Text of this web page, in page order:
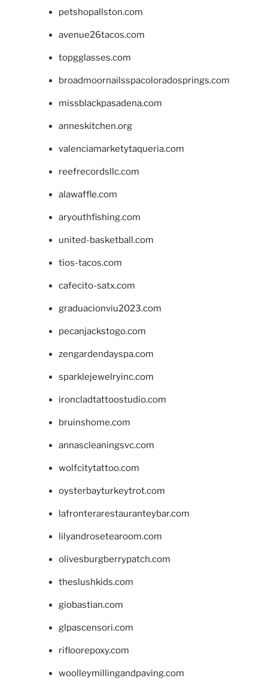
petshopallston.com
avenue26tacos.com
topgglasses.com
broadmoornailsspacoloradosprings.com
missblackpasadena.com
anneskitchen.org
valenciamarketytaqueria.com
reefrecordsllc.com
alawaffle.com
aryouthfishing.com
united-basketball.com
tios-tacos.com
cafecito-satx.com
graduacionviu2023.com
pecanjackstogo.com
zengardendayspa.com
sparklejewelryinc.com
ironcladtattoostudio.com
bruinshome.com
annascleaningsvc.com
wolfcitytattoo.com
oysterbayturkeytrot.com
lafronterarestauranteybar.com
lilyandrosetearoom.com
olivesburgberrypatch.com
theslushkids.com
giobastian.com
glpascensori.com
rifloorepoxy.com
woolleymillingandpaving.com